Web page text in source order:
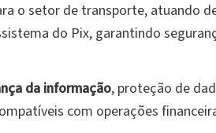
o setor de transporte, atuando
do Pix, garantindo
da informação, proteção de
com operações